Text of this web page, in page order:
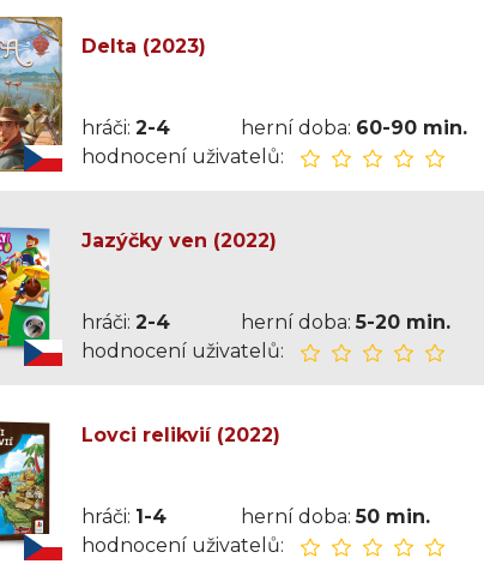
Delta (2023)
hráči: 2-4 herní doba: 60-90 min.
hodnocení uživatelů:
Jazýčky ven (2022)
hráči: 2-4 herní doba:5-20 min.
hodnocení uživatelů:
Lovci relikvií (2022)
hráči: 1-4 herní doba:50 min.
hodnocení uživatelů: